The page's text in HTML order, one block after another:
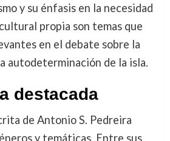
y su énfasis en la necesidad
propia son temas que
en el debate sobre la
autodeterminación de la isla.
destacada
de Antonio S. Pedreira
y temáticas. Entre sus